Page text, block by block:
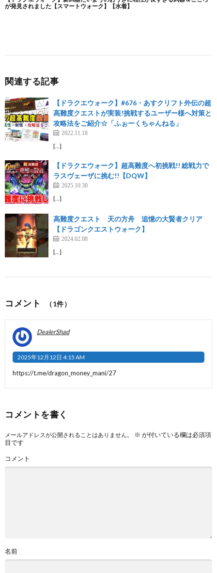
関連する記事
【ドラクエウォーク】#676・あすクリフト外伝の超
高難度クエストが実装!挑戦するユーザー様へ対策と
攻略法をご紹介☆「ふぉーくちゃんねる」
2022.11.18
[…]
【ドラクエウォーク】超高難度へ初挑戦!! 総戦力で
ラスヴェーザに挑む!!【DQW】
2025.10.30
[…]
高難度クエスト 天の方舟 追憶の大賢者クリア
【ドラゴンクエストウォーク】
2024.02.08
[…]
コメント （1件）
DealerShad
2025年12月12日 4:15 AM
https://t.me/dragon_money_mani/27
コメントを書く
メールアドレスが公開されることはありません。 ※ が付いている欄は必須項
目です
コメント
名前